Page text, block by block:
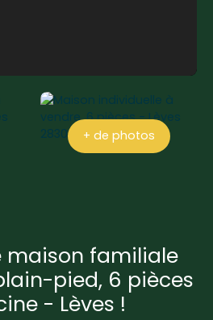
+ de photos
maison familiale
pied, 6 pièces
- Lèves !